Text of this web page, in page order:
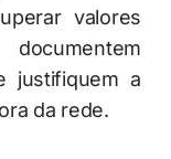
valores
justifiquem a
da rede.